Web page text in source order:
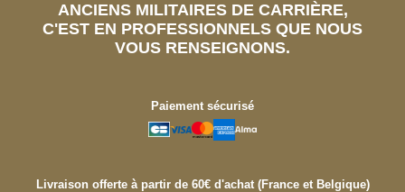
ANCIENS MILITAIRES DE CARRIÈRE,
C'EST EN PROFESSIONNELS QUE NOUS
VOUS RENSEIGNONS.
Paiement sécurisé
Livraison offerte à partir de 60€ d'achat (France et Belgique)